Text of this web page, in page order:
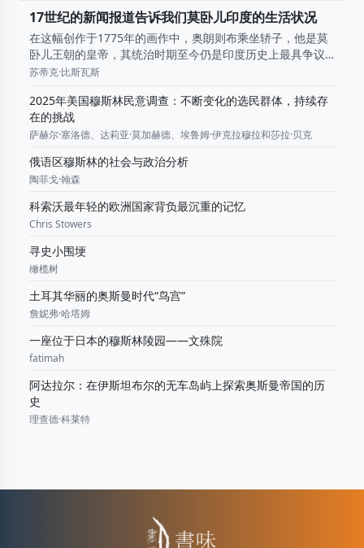
17世纪的新闻报道告诉我们莫卧儿印度的生活状况
在这幅创作于1775年的画作中，奥朗则布乘坐轿子，他是莫
卧儿王朝的皇帝，其统治时期至今仍是印度历史上最具争议
的时期之一。当欧洲还在发明报纸的时候，莫卧儿王朝统治
苏蒂克·比斯瓦斯
2025年美国穆斯林民意调查：不断变化的选民群体，持续存
在的挑战
萨赫尔·塞洛德、达莉亚·莫加赫德、埃鲁姆·伊克拉穆拉和莎拉·贝克
俄语区穆斯林的社会与政治分析
陶菲戈·翰森
科索沃最年轻的欧洲国家背负最沉重的记忆
Chris Stowers
寻史小围埂
橄榄树
土耳其华丽的奥斯曼时代“鸟宫”
詹妮弗·哈塔姆
一座位于日本的穆斯林陵园——文殊院
fatimah
阿达拉尔：在伊斯坦布尔的无车岛屿上探索奥斯曼帝国的历
史
理查德·科莱特